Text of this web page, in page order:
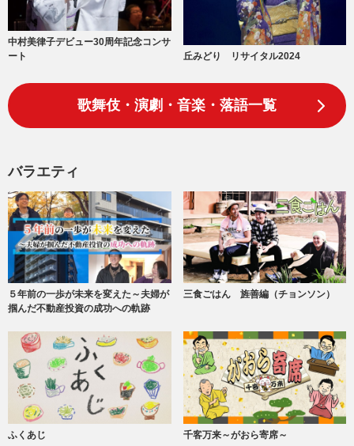
中村美律子デビュー30周年記念コンサ
ート
丘みどり リサイタル2024
歌舞伎・演劇・音楽・落語一覧
バラエティ
５年前の一歩が未来を変えた～夫婦が
掴んだ不動産投資の成功への軌跡
三食ごはん 旌善編（チョンソン）
ふくあじ 千客万来～がおら寄席～